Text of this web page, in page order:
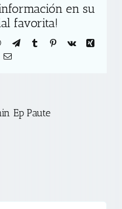
en su
favorita!
WhatsApp
TelegramTumblr Pinterest
Vk
Xing
Correo
Ep Paute